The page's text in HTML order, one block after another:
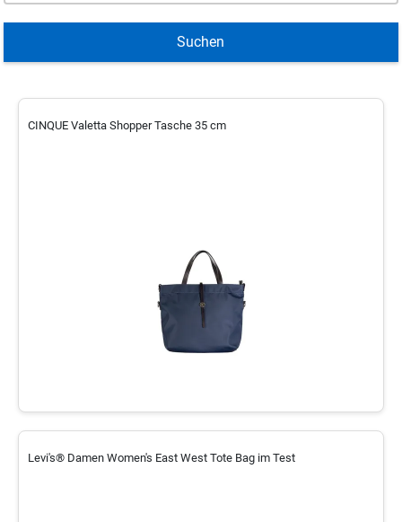
Suchen
CINQUE Valetta Shopper Tasche 35 cm
Levi's® Damen Women's East West Tote Bag im Test